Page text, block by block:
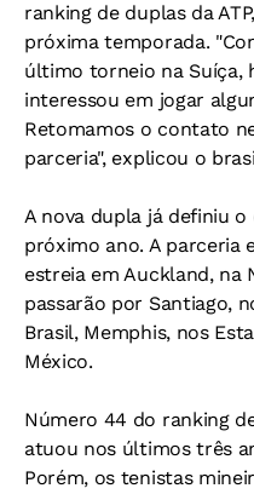
ranking de duplas da
próxima temporada.
último torneio na Suíça,
interessou em jogar
Retomamos o contato
parceria", explicou o
A nova dupla já definiu
próximo ano. A parceria
estreia em Auckland, na
passarão por Santiago,
Brasil, Memphis, nos
México.
Número 44 do ranking
atuou nos últimos três
Porém, os tenistas